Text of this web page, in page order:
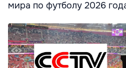
мира по футболу 2026